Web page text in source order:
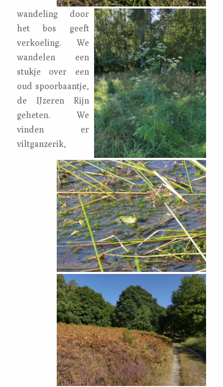
wandeling door
het bos geeft
verkoeling. We
wandelen een
stukje over een
oud spoorbaantje,
de IJzeren Rijn
geheten. We
vinden er
viltganzerik,